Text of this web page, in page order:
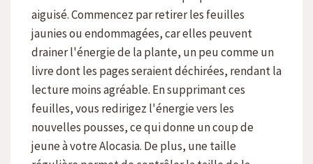
aiguisé. Commencez par retirer les feuilles
jaunies ou endommagées, car elles peuvent
drainer l'énergie de la plante, un peu comme un
livre dont les pages seraient déchirées, rendant la
lecture moins agréable. En supprimant ces
feuilles, vous redirigez l'énergie vers les
nouvelles pousses, ce qui donne un coup de
jeune à votre Alocasia. De plus, une taille